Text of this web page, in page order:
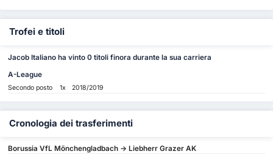
Trofei e titoli
Jacob Italiano ha vinto 0 titoli finora durante la sua carriera
A-League
Secondo posto 1x 2018/2019
Cronologia dei trasferimenti
Borussia VfL Mönchengladbach -> Liebherr Grazer AK